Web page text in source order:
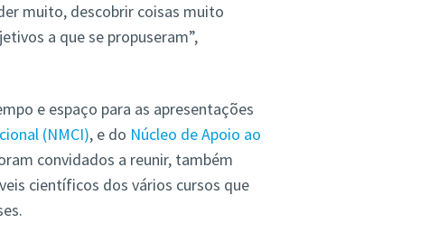
muito, descobrir coisas muito
a que se propuseram”,
e espaço para as apresentações
(NMCI), e do Núcleo de Apoio ao
convidados a reunir, também
científicos dos vários cursos que